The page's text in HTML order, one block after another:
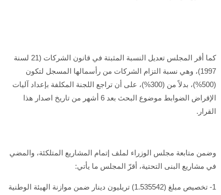
كما أقر المجلس تعديل النسبة المثبتة في قانون الشركات (21 لسنة
1997)، وهي نسبة التزام الشركات من رأسمالها المسجل لتكون
(500%)، بدلاً من (300%)، على أن تراجع اللجنة المكلفة بإعداد آليات
الإقراض الضوابط موضوع البحث بعد 6 أشهر من تاريخ اصدار هذا
القرار.
وضمن متابعة مجلس الوزراء لملف إتمام المشاريع المتلكئة، والمضي
في مشاريع البنى التحتية، أقرّ المجلس ما يأتي:
1- تخصيص مبلغ (1.535542) تريليون دينار ضمن موازنة الهيئة الوطنية